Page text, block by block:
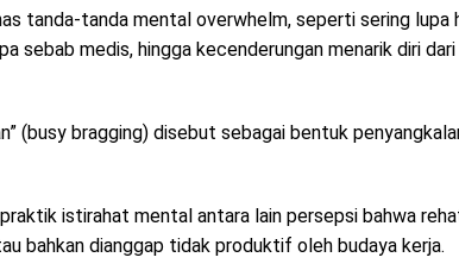
tanda-tanda mental overwhelm, seperti sering lupa
sebab medis, hingga kecenderungan menarik diri dari
(busy bragging) disebut sebagai bentuk
istirahat mental antara lain persepsi bahwa
bahkan dianggap tidak produktif oleh budaya kerja.